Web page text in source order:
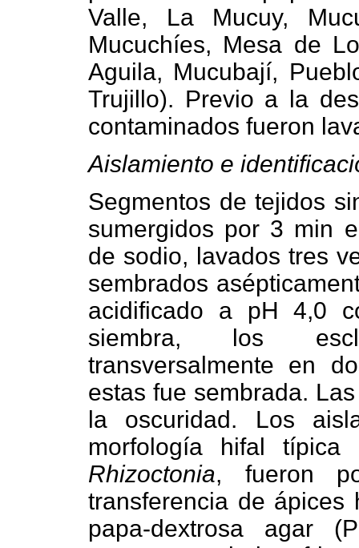
Valle, La Mucuy,
Mucuchíes, Mesa de
Aguila, Mucubají,
Trujillo). Previo a la
contaminados fueron
Aislamiento e
Segmentos de tejidos
sumergidos por 3 min
de sodio, lavados tres
sembrados
acidificado a pH 4,0
siembra, los
transversalmente en
estas fue sembrada.
la oscuridad. Los
morfología hifal
Rhizoctonia, fueron
transferencia de
papa-dextrosa agar